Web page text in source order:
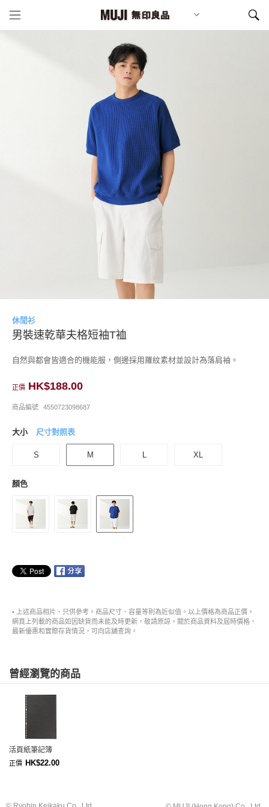
休閒衫
男裝速乾華夫格短袖T裇
自然與都會皆適合的機能服，側邊採用羅紋素材並設計為落肩袖。
正價 HK$188.00
商品編號 4550723098687
大小 尺寸對照表
S M L XL
顏色
• 上述商品相片、只供參考。商品尺寸、容量等則為近似值。以上價格為商品正價。
網頁上列載的商品如因缺貨而未能及時更新，敬請原諒。關於商品資料及屆時價格、
最新優惠和實際存貨情況，可向店舖查詢。
曾經瀏覽的商品
活頁紙筆記簿
正價 HK$22.00